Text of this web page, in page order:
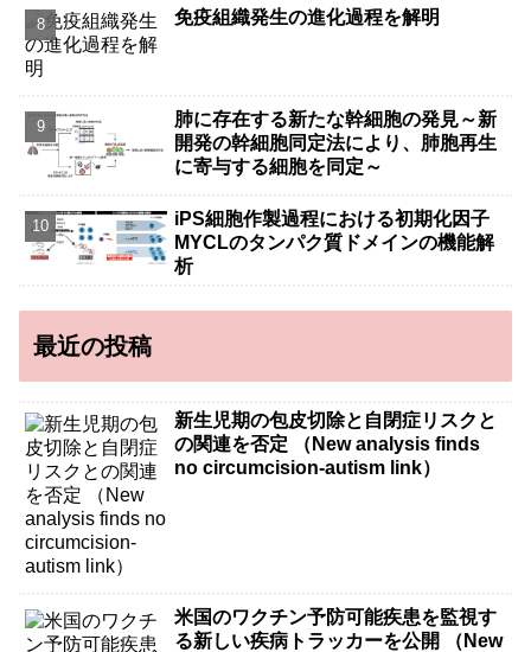
免疫組織発生の進化過程を解明
肺に存在する新たな幹細胞の発見～新
開発の幹細胞同定法により、肺胞再生
に寄与する細胞を同定～
iPS細胞作製過程における初期化因子
MYCLのタンパク質ドメインの機能解
析
最近の投稿
新生児期の包皮切除と自閉症リスクと
の関連を否定 （New analysis finds
no circumcision-autism link）
米国のワクチン予防可能疾患を監視す
る新しい疾病トラッカーを公開 （New